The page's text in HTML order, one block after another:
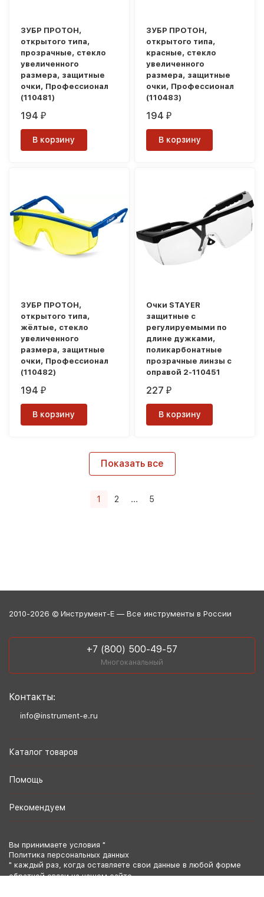
ЗУБР ПРОТОН,
открытого типа,
прозрачные, стекло
увеличенного
размера, защитные
очки, Профессионал
(110481)
194₽
В корзину
ЗУБР ПРОТОН,
открытого типа,
красные, стекло
увеличенного
размера, защитные
очки, Профессионал
(110483)
194₽
В корзину
ЗУБР ПРОТОН,
открытого типа,
жёлтые, стекло
увеличенного
размера, защитные
очки, Профессионал
(110482)
194₽
В корзину
Очки STAYER
защитные с
регулируемыми по
длине дужками,
поликарбонатные
прозрачные линзы с
оправой 2-110451
227₽
В корзину
Показать все
1 2 ... 5
2010-2026 © Инструмент-Е — Все инструменты в России
+7 (800) 500-49-57
Многоканальный
Контакты:
info@instrument-e.ru
Каталог товаров
Помощь
Рекомендуем
Вы принимаете условия "
Политика персональных данных
" каждый раз, когда оставляете свои данные в любой форме
обратной связи на нашем сайте.